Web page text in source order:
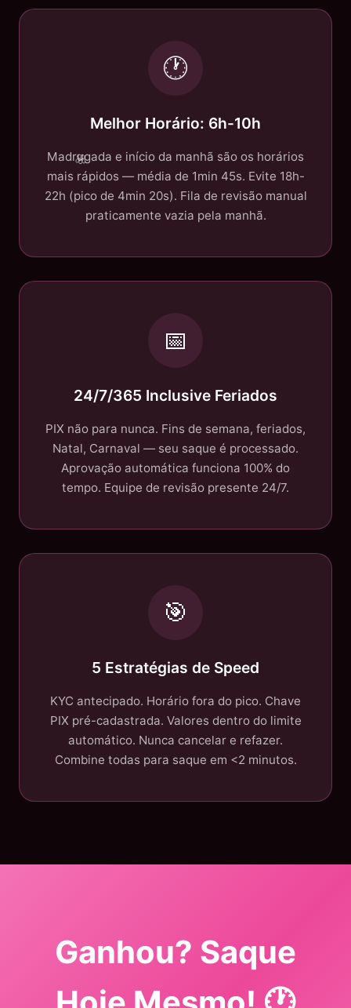
🕐
Melhor Horário: 6h-10h
Madrugada e início da manhã são os horários
mais rápidos — média de 1min 45s. Evite 18h-
22h (pico de 4min 20s). Fila de revisão manual
praticamente vazia pela manhã.
📅
24/7/365 Inclusive Feriados
PIX não para nunca. Fins de semana, feriados,
Natal, Carnaval — seu saque é processado.
Aprovação automática funciona 100% do
tempo. Equipe de revisão presente 24/7.
🎯
5 Estratégias de Speed
KYC antecipado. Horário fora do pico. Chave
PIX pré-cadastrada. Valores dentro do limite
automático. Nunca cancelar e refazer.
Combine todas para saque em <2 minutos.
Ganhou? Saque